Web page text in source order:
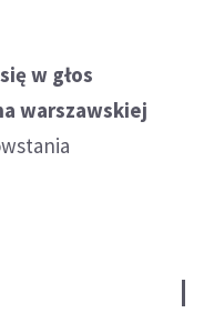
w głos
warszawskiej